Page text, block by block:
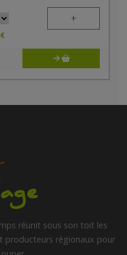
+
€
réunit sous son toit les
producteurs régionaux pour